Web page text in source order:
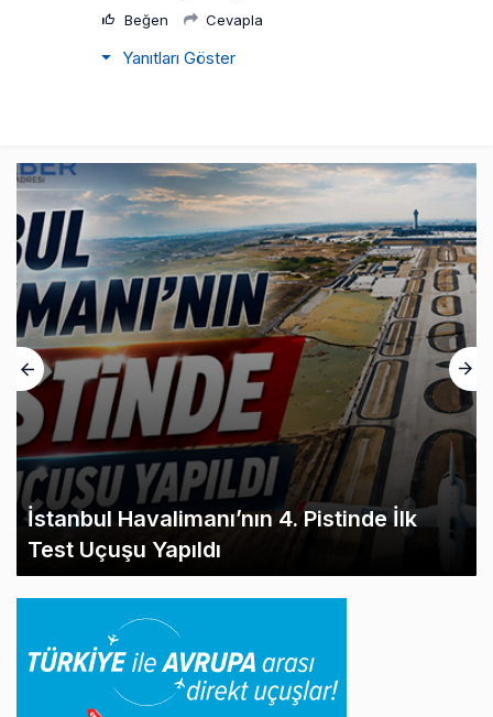
Beğen Cevapla
Yanıtları Göster
İstanbul Havalimanı’nın 4. Pistinde İlk
Test Uçuşu Yapıldı